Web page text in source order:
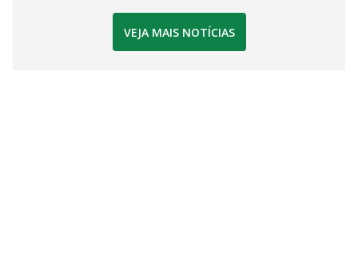
VEJA MAIS NOTÍCIAS